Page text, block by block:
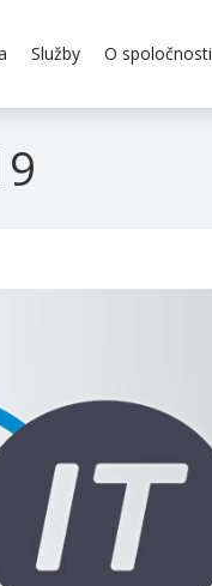
Služby O spoločnosti